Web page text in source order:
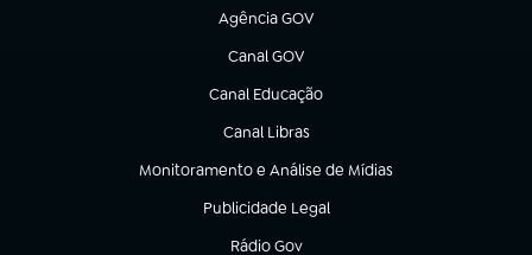
Agência GOV
(abre em nova aba)
Canal GOV
(abre em nova aba)
Canal Educação
(abre em nova aba)
Canal Libras
(abre em nova aba)
Monitoramento e Análise de Mídias
(abre em nova aba)
Publicidade Legal
(abre em nova aba)
Rádio Gov